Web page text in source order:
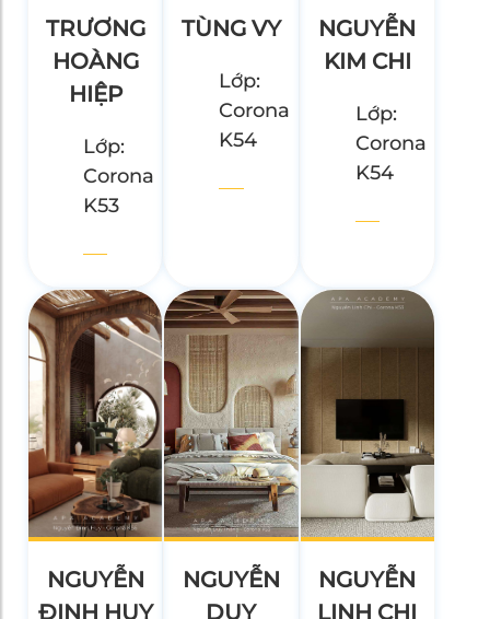
TRƯƠNG
HOÀNG
HIỆP
Lớp:
Corona
K53
TÙNG VY
Lớp:
Corona
K54
NGUYỄN
KIM CHI
Lớp:
Corona
K54
NGUYỄN
ĐINH HUY
NGUYỄN
DUY
NGUYỄN
LINH CHI